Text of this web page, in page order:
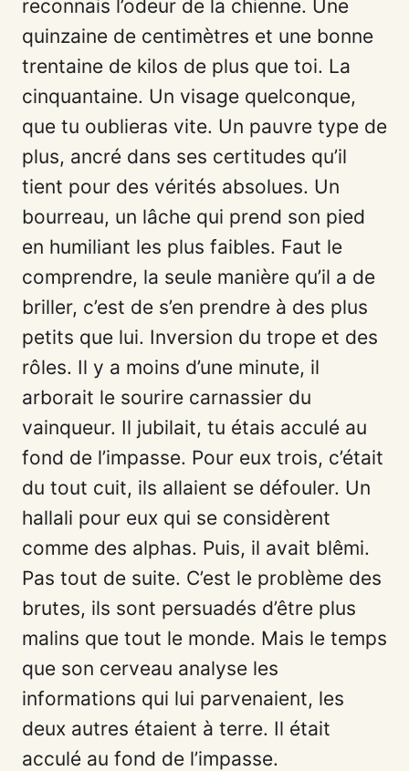
reconnais l’odeur de la chienne. Une
quinzaine de centimètres et une bonne
trentaine de kilos de plus que toi. La
cinquantaine. Un visage quelconque,
que tu oublieras vite. Un pauvre type de
plus, ancré dans ses certitudes qu’il
tient pour des vérités absolues. Un
bourreau, un lâche qui prend son pied
en humiliant les plus faibles. Faut le
comprendre, la seule manière qu’il a de
briller, c’est de s’en prendre à des plus
petits que lui. Inversion du trope et des
rôles. Il y a moins d’une minute, il
arborait le sourire carnassier du
vainqueur. Il jubilait, tu étais acculé au
fond de l’impasse. Pour eux trois, c’était
du tout cuit, ils allaient se défouler. Un
hallali pour eux qui se considèrent
comme des alphas. Puis, il avait blêmi.
Pas tout de suite. C’est le problème des
brutes, ils sont persuadés d’être plus
malins que tout le monde. Mais le temps
que son cerveau analyse les
informations qui lui parvenaient, les
deux autres étaient à terre. Il était
acculé au fond de l’impasse.